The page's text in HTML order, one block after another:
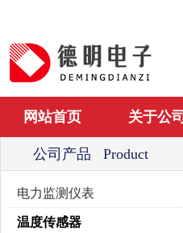
网站首页 关于公司
公司产品 Product
电力监测仪表
温度传感器